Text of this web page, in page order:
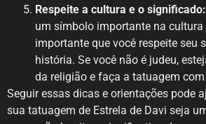
Respeite a cultura e o significado:
um símbolo importante na cultura
importante que você respeite seu
história. Se você não é judeu,
da religião e faça a tatuagem
Seguir essas dicas e orientações pode
sua tatuagem de Estrela de Davi seja